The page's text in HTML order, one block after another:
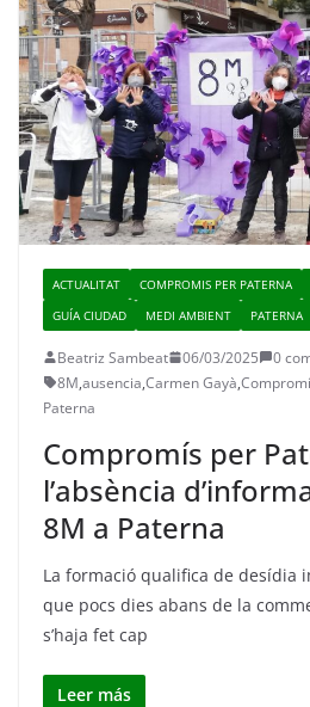
ACTUALITAT COMPROMIS PER PATERNA
GUÍA CIUDAD
MEDI AMBIENT PATERNA
Beatriz Sambeat 06/03/2025
0
8M,ausencia,Carmen Gayà,
Paterna
Compromís per
l’absència
8M a Paterna
La formació qualifica de desídia
que pocs dies abans de la
s’haja fet cap
Leer más